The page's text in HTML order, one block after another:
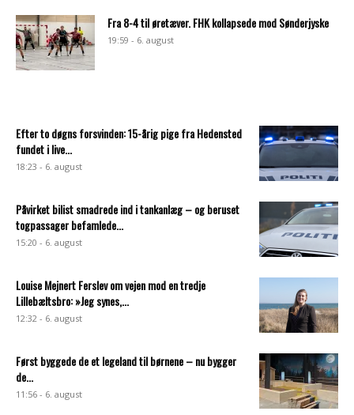
Fra 8-4 til øretæver. FHK kollapsede mod Sønderjyske
19:59 - 6. august
Efter to døgns forsvinden: 15-årig pige fra Hedensted
fundet i live...
18:23 - 6. august
Påvirket bilist smadrede ind i tankanlæg – og beruset
togpassager befamlede...
15:20 - 6. august
Louise Mejnert Ferslev om vejen mod en tredje
Lillebæltsbro: »Jeg synes,...
12:32 - 6. august
Først byggede de et legeland til børnene – nu bygger
de...
11:56 - 6. august